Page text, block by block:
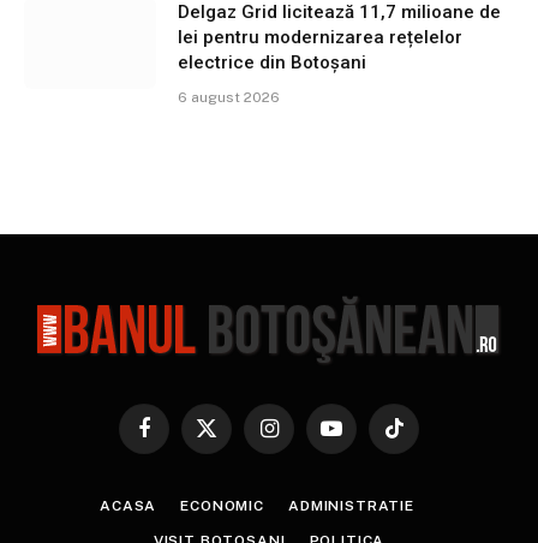
Delgaz Grid licitează 11,7 milioane de
lei pentru modernizarea rețelelor
electrice din Botoșani
6 august 2026
Facebook
X
InstagramYouTubeTikTok
ACASA ECONOMIC ADMINISTRATIE